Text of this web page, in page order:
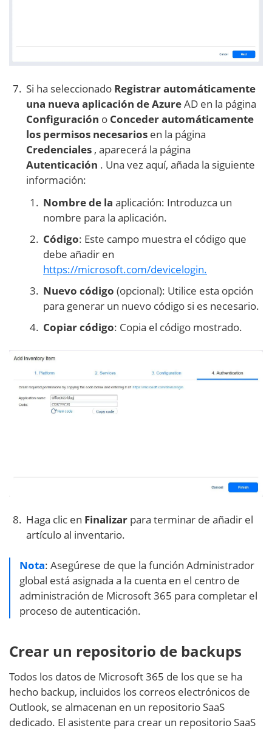
Si ha seleccionado Registrar automáticamente
una nueva aplicación de AzureAD en la página
Configuración o Conceder automáticamente
los permisos necesarios en la página
Credenciales , aparecerá la página
Autenticación . Una vez aquí, añada la siguiente
información:
Nombre de la aplicación: Introduzca un
nombre para la aplicación.
Código: Este campo muestra el código que
debe añadir en
https://microsoft.com/devicelogin.
Nuevo código (opcional): Utilice esta opción
para generar un nuevo código si es necesario.
Copiar código: Copia el código mostrado.
Haga clic en Finalizar para terminar de añadir el
artículo al inventario.
Nota: Asegúrese de que la función Administrador
global está asignada a la cuenta en el centro de
administración de Microsoft 365 para completar el
proceso de autenticación.
Crear un repositorio de backups
Todos los datos de Microsoft 365 de los que se ha
hecho backup, incluidos los correos electrónicos de
Outlook, se almacenan en un repositorio SaaS
dedicado. El asistente para crear un repositorio SaaS